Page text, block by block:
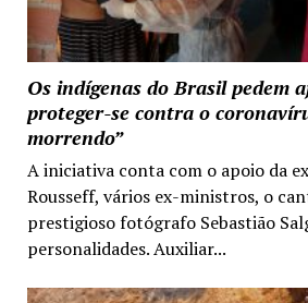
Os indígenas do Brasil pedem
proteger-se contra o
morrendo”
A iniciativa conta com o apoio da
Rousseff, vários ex-ministros, o
prestigioso fotógrafo Sebastião
personalidades. Auxiliar...